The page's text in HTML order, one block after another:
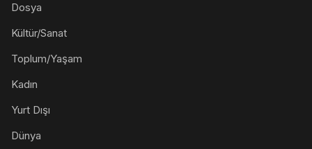
Dosya
Kültür/Sanat
Toplum/Yaşam
Kadın
Yurt Dışı
Dünya